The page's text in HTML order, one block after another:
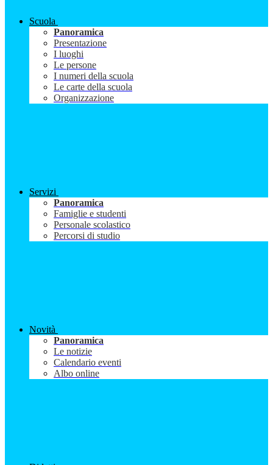
Scuola
Panoramica
Presentazione
I luoghi
Le persone
I numeri della scuola
Le carte della scuola
Organizzazione
Servizi
Panoramica
Famiglie e studenti
Personale scolastico
Percorsi di studio
Novità
Panoramica
Le notizie
Calendario eventi
Albo online